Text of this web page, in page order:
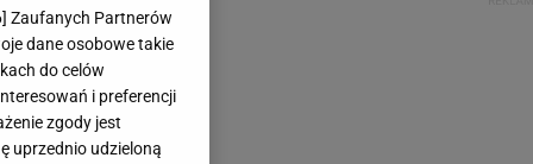
] Zaufanych Partnerów
dane osobowe takie
do celów
i preferencji
zgody jest
uprzednio udzieloną